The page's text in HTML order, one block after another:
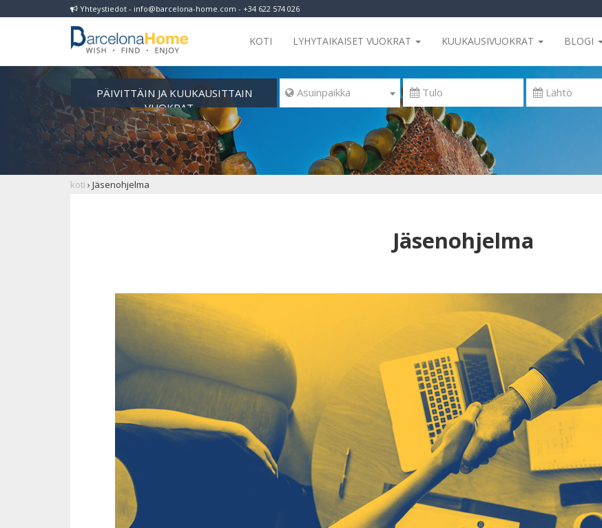
Yhteystiedot - info@barcelona-home.com - +34 622 574 026
KOTI LYHYTAIKAISET VUOKRAT KUUKAUSIVUOKRAT BLOGI
PÄIVITTÄIN JA KUUKAUSITTAIN
VUOKRAT
 Asuinpaikka
koti › Jäsenohjelma
Jäsenohjelma